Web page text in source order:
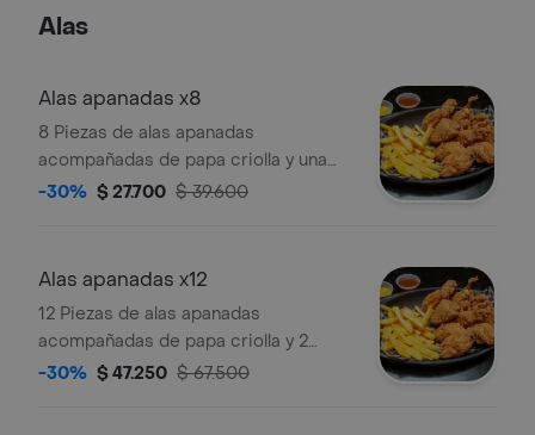
Alas
Alas apanadas x8
8 Piezas de alas apanadas
acompañadas de papa criolla y una
gaseosa 250 ml
-30% $ 27.700 $ 39.600
Alas apanadas x12
12 Piezas de alas apanadas
acompañadas de papa criolla y 2
gaseosas 250 ml.
-30% $ 47.250 $ 67.500